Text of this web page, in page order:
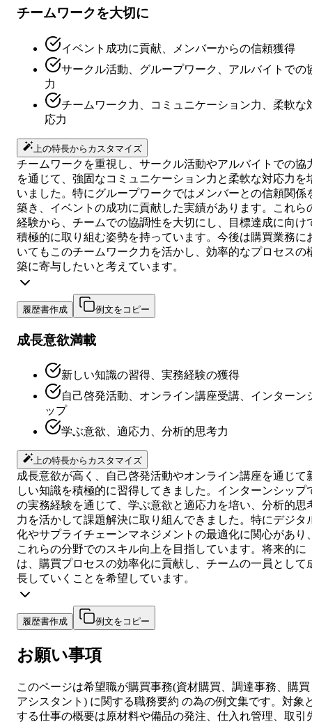
チームワークを大切に
イベント成功に貢献、メンバーからの信頼獲得
サークル活動、グループワーク、アルバイトでの
力
チームワーク力、コミュニケーション力、柔軟な
応力
上の特長からカスタマイズ
チームワークを重視し、サークル活動やアルバイトでの協
を通じて、強固なコミュニケーション力と柔軟な対応力を
いました。特にグループワークではメンバーとの信頼関係
築き、イベントの成功に貢献した実績があります。これら
経験から、チームでの協調性を大切にし、目標達成に向け
積極的に取り組む姿勢を持っています。今後は購買業務に
いてもこのチームワーク力を活かし、効率的なプロセスの
築に寄与したいと考えています。
履歴書作成 例文をコピー
成長意欲満載
新しい知識の習得、実務経験の獲得
自己啓発活動、オンライン講座受講、インターン
ップ
学ぶ意欲、適応力、分析的思考力
上の特長からカスタマイズ
成長意欲が高く、自己啓発活動やオンライン講座を通じて
しい知識を積極的に習得してきました。インターンシップ
の実務経験を通じて、学ぶ意欲と適応力を培い、分析的思
力を活かして課題解決に取り組んできました。特にデジタ
化やサプライチェーンマネジメントの最適化に関心があり
これらの分野でのスキル向上を目指しています。将来的に
は、購買プロセスの効率化に貢献し、チームの一員として
長していくことを希望しています。
履歴書作成 例文をコピー
お願い事項
このページは希望職が購買事務(資材購買、調達事務、購買
アシスタント ) に関する職務要約 の為の例文集です。対象
する仕事の概要は原材料や備品の発注、仕入れ管理、取引